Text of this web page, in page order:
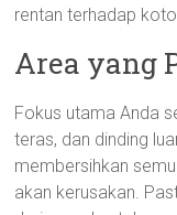
rentan terhadap
Area yang
Fokus utama Anda
teras, dan dinding
membersihkan
akan kerusakan.